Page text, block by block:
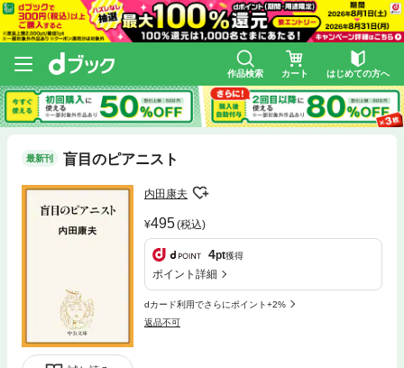
作品検索 カート はじめての方へ
最新刊 盲目のピアニスト
内田康夫
495(税込)
4pt獲得
ポイント詳細
dカード利用でさらにポイント+2%
返品不可